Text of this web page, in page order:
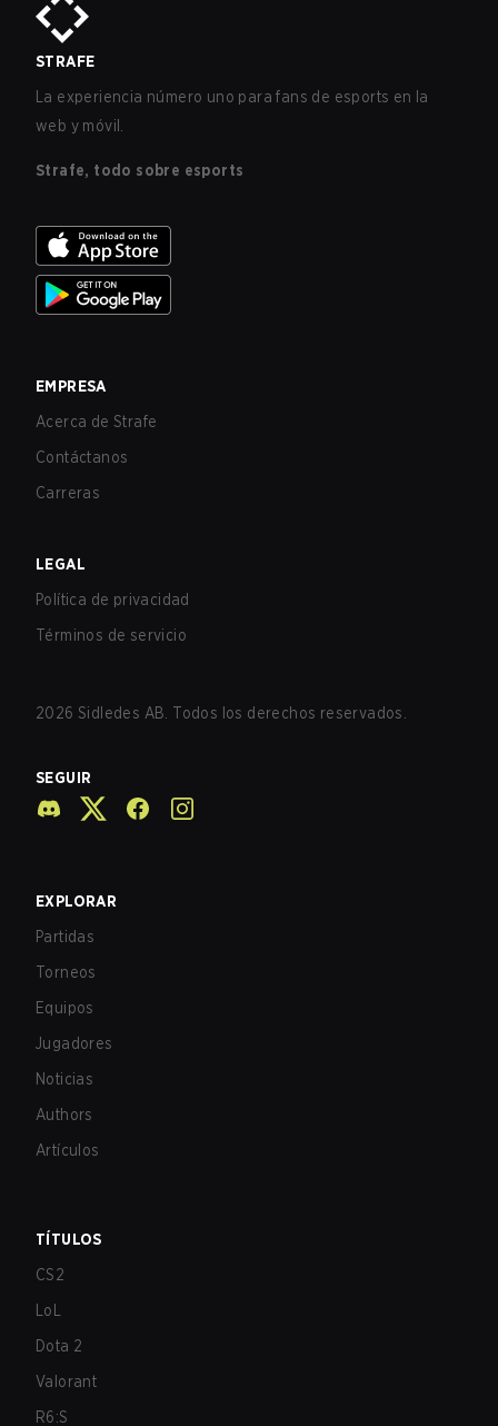
STRAFE
La experiencia número uno para fans de esports en la
web y móvil.
Strafe, todo sobre esports
EMPRESA
Acerca de Strafe
Contáctanos
Carreras
LEGAL
Política de privacidad
Términos de servicio
2026 Sidledes AB. Todos los derechos reservados.
SEGUIR
EXPLORAR
Partidas
Torneos
Equipos
Jugadores
Noticias
Authors
Artículos
TÍTULOS
CS2
LoL
Dota 2
Valorant
R6:S